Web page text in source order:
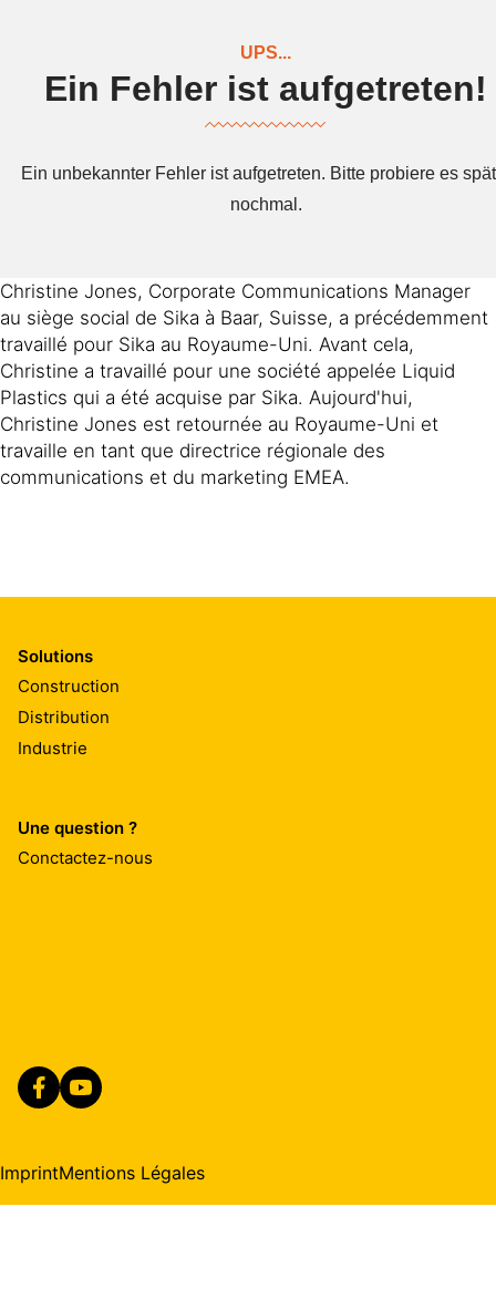
Christine Jones, Corporate Communications Manager
au siège social de Sika à Baar, Suisse, a précédemment
travaillé pour Sika au Royaume-Uni. Avant cela,
Christine a travaillé pour une société appelée Liquid
Plastics qui a été acquise par Sika. Aujourd'hui,
Christine Jones est retournée au Royaume-Uni et
travaille en tant que directrice régionale des
communications et du marketing EMEA.
Solutions
Construction
Distribution
Industrie
Une question ?
Conctactez-nous
ImprintMentions Légales